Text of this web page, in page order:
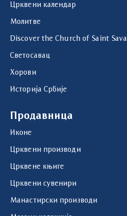
Црквени календар
Молитве
Discover the Church of Saint Sava
Светосавац
Хорови
Историја Србије
Продавница
Иконе
Црквени производи
Црквене књиге
Црквени сувенири
Манастирски производи